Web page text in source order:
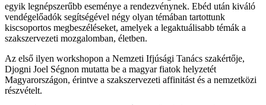
egyik legnépszerűbb eseménye a rendezvénynek. Ebéd után kiváló
vendégelőadók segítségével négy olyan témában tartottunk
kiscsoportos megbeszéléseket, amelyek a legaktuálisabb témák a
szakszervezeti mozgalomban, életben.
Az első ilyen workshopon a Nemzeti Ifjúsági Tanács szakértője,
Djogni Joel Ségnon mutatta be a magyar fiatok helyzetét
Magyarországon, érintve a szakszervezeti affinitást és a nemzetközi
részvételt.